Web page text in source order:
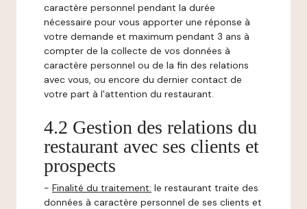
caractère personnel pendant la durée
nécessaire pour vous apporter une réponse à
votre demande et maximum pendant 3 ans à
compter de la collecte de vos données à
caractère personnel ou de la fin des relations
avec vous, ou encore du dernier contact de
votre part à l'attention du restaurant.
4.2 Gestion des relations du
restaurant avec ses clients et
prospects
- Finalité du traitement: le restaurant traite des
données à caractère personnel de ses clients et